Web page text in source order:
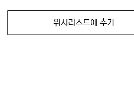
위시리스트에 추가